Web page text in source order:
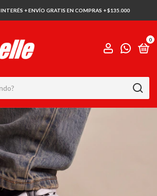
+ ENVÍO GRATIS EN COMPRAS + $135.000
0